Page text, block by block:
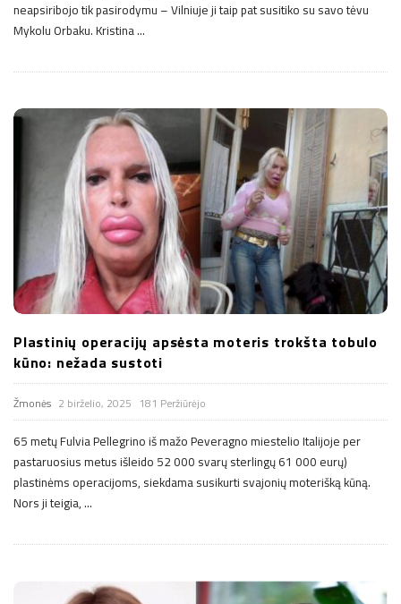
neapsiribojo tik pasirodymu – Vilniuje ji taip pat susitiko su savo tėvu
Mykolu Orbaku. Kristina…
Plastinių operacijų apsėsta moteris trokšta tobulo
kūno: nežada sustoti
Žmonės 2 birželio, 2025 181 Peržiūrėjo
65 metų Fulvia Pellegrino iš mažo Peveragno miestelio Italijoje per
pastaruosius metus išleido 52 000 svarų sterlingų 61 000 eurų)
plastinėms operacijoms, siekdama susikurti svajonių moterišką kūną.
Nors ji teigia, …